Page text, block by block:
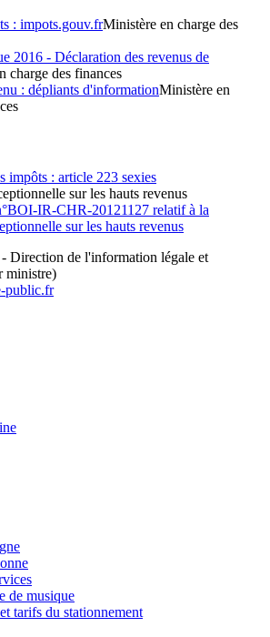
: impots.gouv.frMinistère en charge des
2016 - Déclaration des revenus de
charge des finances
: dépliants d'informationMinistère en
impôts : article 223 sexies
sur les hauts revenus
IR-CHR-20121127 relatif à la
sur les hauts revenus
Direction de l'information légale et
ministre)
de musique
tarifs du stationnement